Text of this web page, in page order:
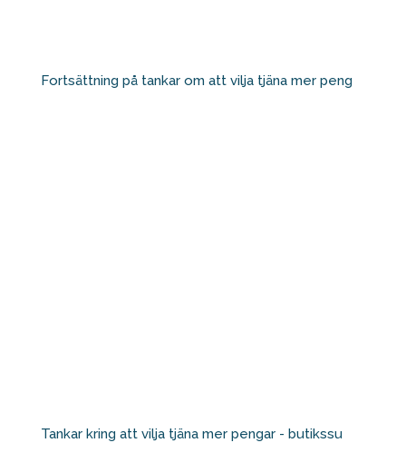
Fortsättning på tankar om att vilja tjäna mer peng
Tankar kring att vilja tjäna mer pengar - butikssu